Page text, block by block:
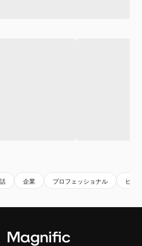
企業 プロフェッショナル ビジ